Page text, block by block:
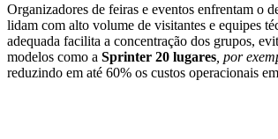
Organizadores de feiras e eventos enfrentam o
lidam com alto volume de visitantes e equipes
adequada facilita a concentração dos grupos,
modelos como a Sprinter 20 lugares , por
reduzindo em até 60% os custos operacionais